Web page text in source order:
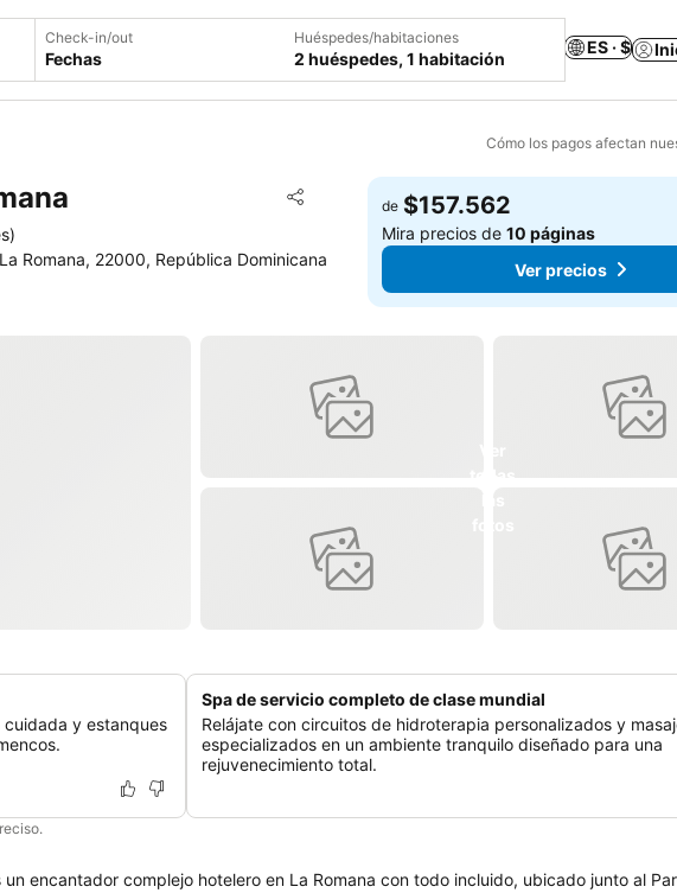
Check-in/out
Fechas
Huéspedes/habitaciones
2 huéspedes, 1 habitación
ES · $
Cómo los pagos afectan
Compartir
Agregar a favoritos
)
Romana, 22000, República Dominicana
de $157.562
Mira precios de10 páginas
Ver precios
y estanques
Spa de servicio completo de clase mundial
Relájate con circuitos de hidroterapia personalizados y
especializados en un ambiente tranquilo diseñado para una
rejuvenecimiento total.
encantador complejo hotelero en La Romana con todo incluido, ubicado junto al